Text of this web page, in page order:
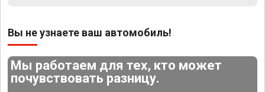
Вы не узнаете ваш автомобиль!
Мы работаем для тех, кто может
почувствовать разницу.